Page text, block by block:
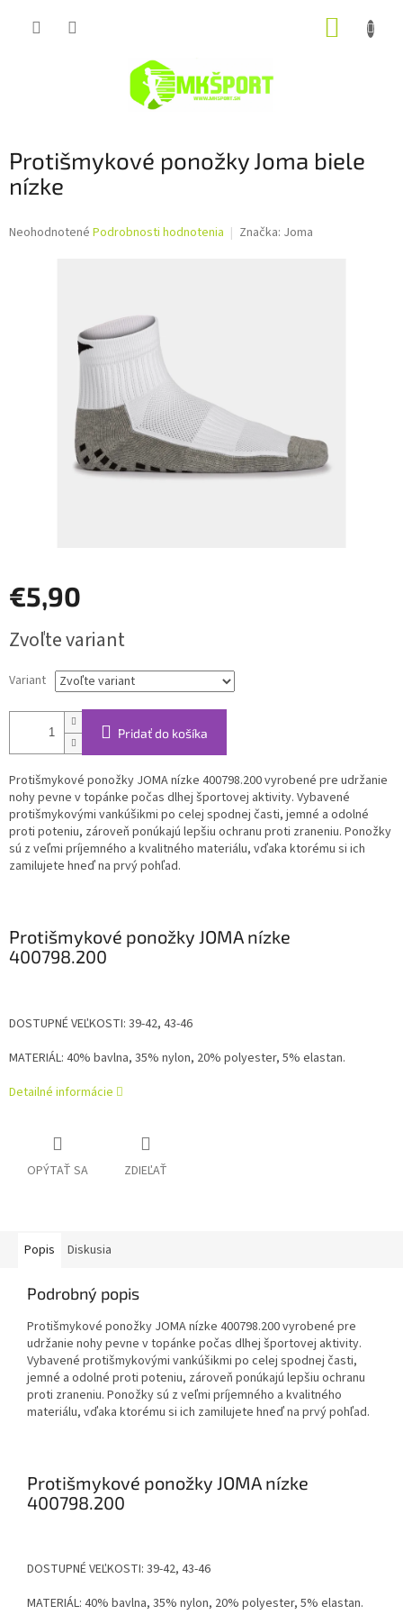
Protišmykové ponožky Joma biele
nízke
Priemerné
Neohodnotené Podrobnosti hodnotenia Značka: Joma
€5,90
cena:
Zvoľte variant
Variant
Pridať do košíka
Protišmykové ponožky JOMA nízke 400798.200 vyrobené pre udržanie
nohy pevne v topánke počas dlhej športovej aktivity. Vybavené
protišmykovými vankúšikmi po celej spodnej časti, jemné a odolné
proti poteniu, zároveň ponúkajú lepšiu ochranu proti zraneniu. Ponožky
sú z veľmi príjemného a kvalitného materiálu, vďaka ktorému si ich
zamilujete hneď na prvý pohľad.
Protišmykové ponožky JOMA nízke
400798.200
DOSTUPNÉ VEĽKOSTI: 39-42, 43-46
MATERIÁL: 40% bavlna, 35% nylon, 20% polyester, 5% elastan.
Detailné informácie
OPÝTAŤ SA ZDIEĽAŤ
Popis Diskusia
Podrobný popis
Protišmykové ponožky JOMA nízke 400798.200 vyrobené pre
udržanie nohy pevne v topánke počas dlhej športovej aktivity.
Vybavené protišmykovými vankúšikmi po celej spodnej časti,
jemné a odolné proti poteniu, zároveň ponúkajú lepšiu ochranu
proti zraneniu. Ponožky sú z veľmi príjemného a kvalitného
materiálu, vďaka ktorému si ich zamilujete hneď na prvý pohľad.
Protišmykové ponožky JOMA nízke
400798.200
DOSTUPNÉ VEĽKOSTI: 39-42, 43-46
MATERIÁL: 40% bavlna, 35% nylon, 20% polyester, 5% elastan.